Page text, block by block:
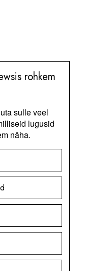
rohkem
sulle veel
lugusid
näha.